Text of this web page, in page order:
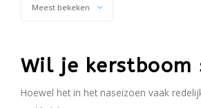
Meest bekeken
Wil je kerstboom
Hoewel het in het naseizoen vaak